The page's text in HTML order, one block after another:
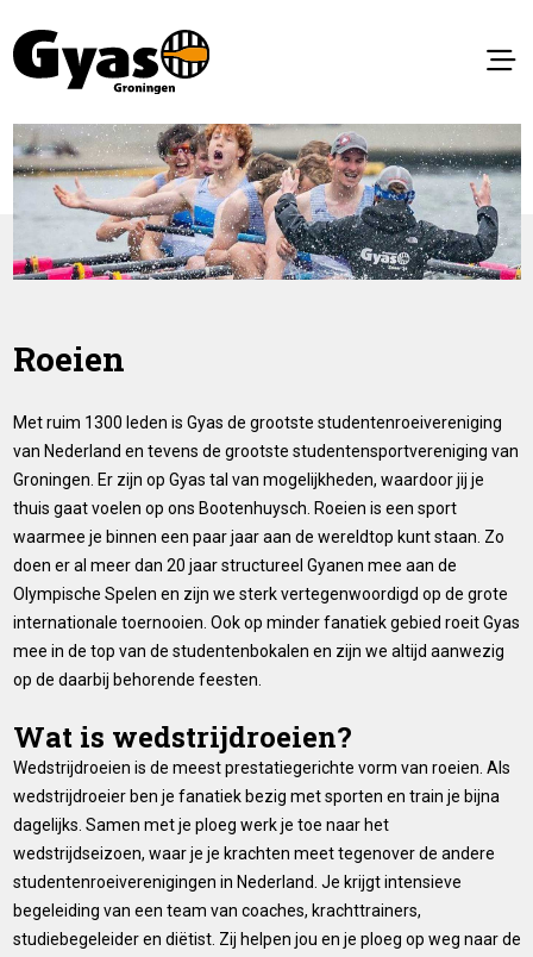
Roeien
Met ruim 1300 leden is Gyas de grootste studentenroeivereniging
van Nederland en tevens de grootste studentensportvereniging van
Groningen. Er zijn op Gyas tal van mogelijkheden, waardoor jij je
thuis gaat voelen op ons Bootenhuysch. Roeien is een sport
waarmee je binnen een paar jaar aan de wereldtop kunt staan. Zo
doen er al meer dan 20 jaar structureel Gyanen mee aan de
Olympische Spelen en zijn we sterk vertegenwoordigd op de grote
internationale toernooien. Ook op minder fanatiek gebied roeit Gyas
mee in de top van de studentenbokalen en zijn we altijd aanwezig
op de daarbij behorende feesten.
Wat is wedstrijdroeien?
Wedstrijdroeien is de meest prestatiegerichte vorm van roeien. Als
wedstrijdroeier ben je fanatiek bezig met sporten en train je bijna
dagelijks. Samen met je ploeg werk je toe naar het
wedstrijdseizoen, waar je je krachten meet tegenover de andere
studentenroeiverenigingen in Nederland. Je krijgt intensieve
begeleiding van een team van coaches, krachttrainers,
studiebegeleider en diëtist. Zij helpen jou en je ploeg op weg naar de